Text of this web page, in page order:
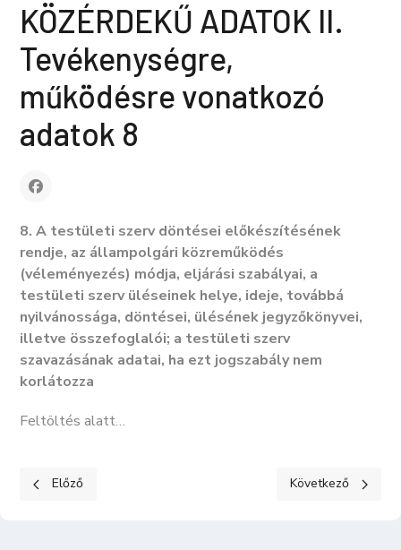
KÖZÉRDEKŰ ADATOK II.
Tevékenységre,
működésre vonatkozó
adatok 8
8. A testületi szerv döntései előkészítésének
rendje, az állampolgári közreműködés
(véleményezés) módja, eljárási szabályai, a
testületi szerv üléseinek helye, ideje, továbbá
nyilvánossága, döntései, ülésének jegyzőkönyvei,
illetve összefoglalói; a testületi szerv
szavazásának adatai, ha ezt jogszabály nem
korlátozza
Feltöltés alatt…
Előző cikk: KÖZÉRDEKŰ ADATOK II. Tevékenységre,
Előző Következő cikk:
Következő